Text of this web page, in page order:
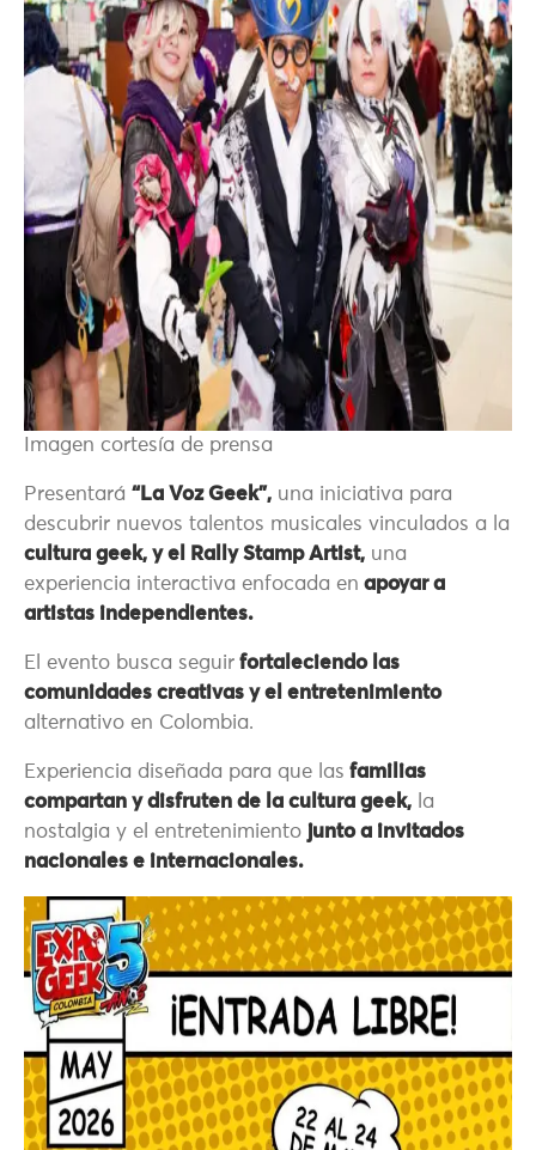
Imagen cortesía de prensa
Presentará “La Voz Geek”, una iniciativa para
descubrir nuevos talentos musicales vinculados a la
cultura geek, y el Rally Stamp Artist, una
experiencia interactiva enfocada en apoyar a
artistas independientes.
El evento busca seguir fortaleciendo las
comunidades creativas y el entretenimiento
alternativo en Colombia.
Experiencia diseñada para que las familias
compartan y disfruten de la cultura geek, la
nostalgia y el entretenimiento junto a invitados
nacionales e internacionales.